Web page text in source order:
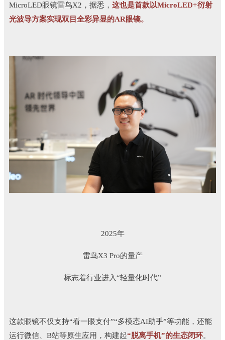
MicroLED眼镜雷鸟X2，据悉， 这也是首款以MicroLED+衍射
光波导方案实现双目全彩异显的AR眼镜。
2025年
雷鸟X3 Pro的量产
标志着行业进入“轻量化时代”
这款眼镜不仅支持“看一眼支付”“多模态AI助手”等功能，还能
运行微信、B站等原生应用，构建起“脱离手机”的生态闭环。